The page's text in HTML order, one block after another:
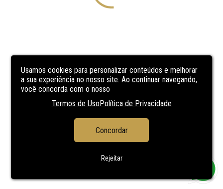
Usamos cookies para personalizar conteúdos e melhorar
a sua experiência no nosso site. Ao continuar navegando,
você concorda com o nosso
Termos de UsoPolítica de Privacidade
Concordar
Rejeitar